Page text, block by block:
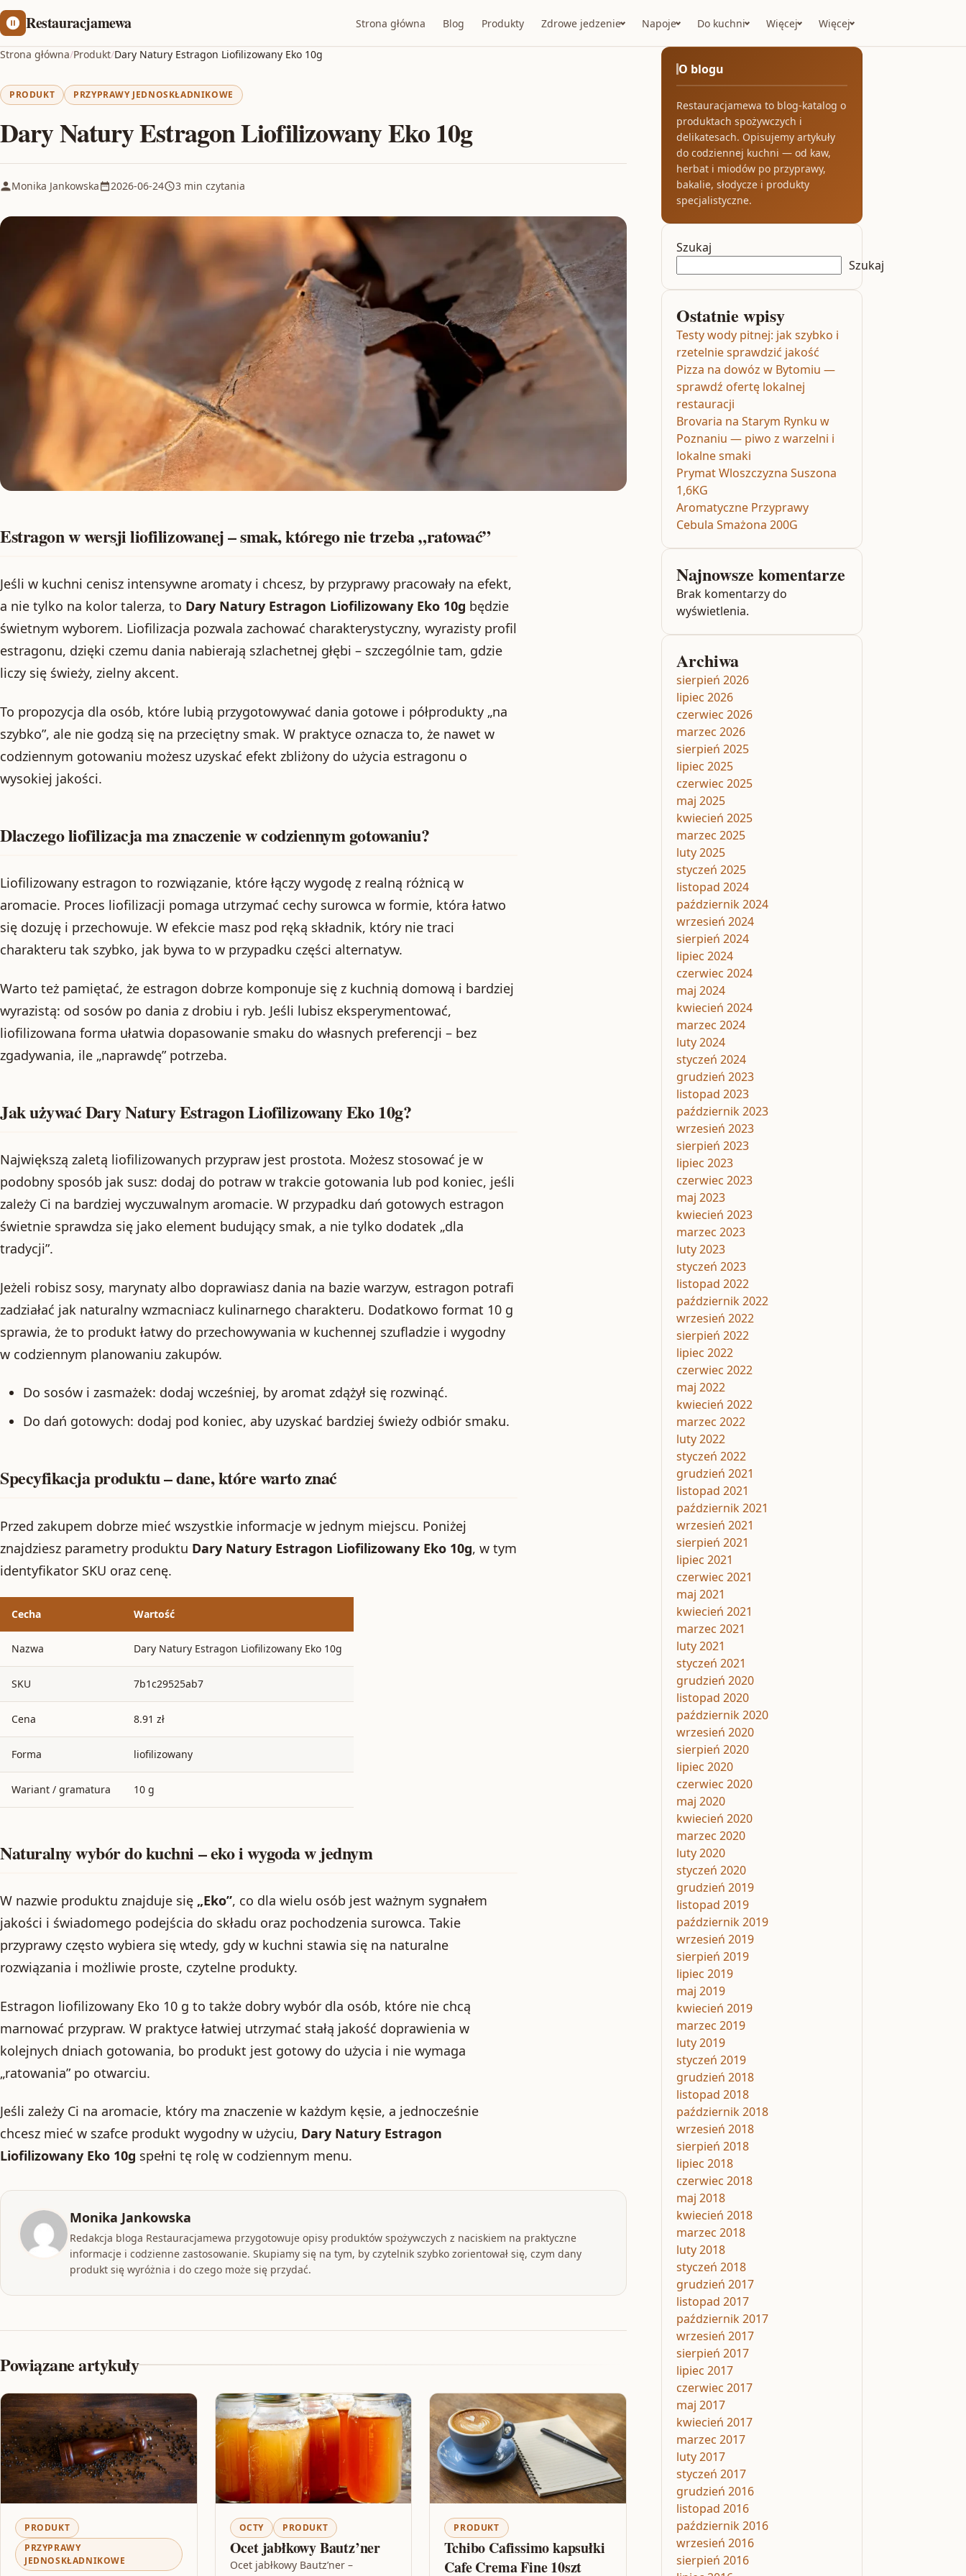
Restauracjamewa Strona główna Blog Produkty Zdrowe jedzenie Napoje Do kuchni Więcej Więcej
Strona główna/Produkt/Dary Natury Estragon Liofilizowany Eko 10g
PRODUKT PRZYPRAWY JEDNOSKŁADNIKOWE
Dary Natury Estragon Liofilizowany Eko 10g
Monika Jankowska 2026-06-24 3 min czytania
Estragon w wersji liofilizowanej – smak, którego nie trzeba „ratować”
Jeśli w kuchni cenisz intensywne aromaty i chcesz, by przyprawy pracowały na efekt,
a nie tylko na kolor talerza, to Dary Natury Estragon Liofilizowany Eko 10g będzie
świetnym wyborem. Liofilizacja pozwala zachować charakterystyczny, wyrazisty profil
estragonu, dzięki czemu dania nabierają szlachetnej głębi – szczególnie tam, gdzie
liczy się świeży, zielny akcent.
To propozycja dla osób, które lubią przygotowywać dania gotowe i półprodukty „na
szybko”, ale nie godzą się na przeciętny smak. W praktyce oznacza to, że nawet w
codziennym gotowaniu możesz uzyskać efekt zbliżony do użycia estragonu o
wysokiej jakości.
Dlaczego liofilizacja ma znaczenie w codziennym gotowaniu?
Liofilizowany estragon to rozwiązanie, które łączy wygodę z realną różnicą w
aromacie. Proces liofilizacji pomaga utrzymać cechy surowca w formie, która łatwo
się dozuję i przechowuje. W efekcie masz pod ręką składnik, który nie traci
charakteru tak szybko, jak bywa to w przypadku części alternatyw.
Warto też pamiętać, że estragon dobrze komponuje się z kuchnią domową i bardziej
wyrazistą: od sosów po dania z drobiu i ryb. Jeśli lubisz eksperymentować,
liofilizowana forma ułatwia dopasowanie smaku do własnych preferencji – bez
zgadywania, ile „naprawdę” potrzeba.
Jak używać Dary Natury Estragon Liofilizowany Eko 10g?
Największą zaletą liofilizowanych przypraw jest prostota. Możesz stosować je w
podobny sposób jak susz: dodaj do potraw w trakcie gotowania lub pod koniec, jeśli
zależy Ci na bardziej wyczuwalnym aromacie. W przypadku dań gotowych estragon
świetnie sprawdza się jako element budujący smak, a nie tylko dodatek „dla
tradycji”.
Jeżeli robisz sosy, marynaty albo doprawiasz dania na bazie warzyw, estragon potrafi
zadziałać jak naturalny wzmacniacz kulinarnego charakteru. Dodatkowo format 10 g
sprawia, że to produkt łatwy do przechowywania w kuchennej szufladzie i wygodny
w codziennym planowaniu zakupów.
Do sosów i zasmażek: dodaj wcześniej, by aromat zdążył się rozwinąć.
Do dań gotowych: dodaj pod koniec, aby uzyskać bardziej świeży odbiór smaku.
Specyfikacja produktu – dane, które warto znać
Przed zakupem dobrze mieć wszystkie informacje w jednym miejscu. Poniżej
znajdziesz parametry produktu Dary Natury Estragon Liofilizowany Eko 10g, w tym
identyfikator SKU oraz cenę.
Cecha Wartość
Nazwa Dary Natury Estragon Liofilizowany Eko 10g
SKU 7b1c29525ab7
Cena 8.91 zł
Forma liofilizowany
Wariant / gramatura 10 g
Naturalny wybór do kuchni – eko i wygoda w jednym
W nazwie produktu znajduje się „Eko”, co dla wielu osób jest ważnym sygnałem
jakości i świadomego podejścia do składu oraz pochodzenia surowca. Takie
przyprawy często wybiera się wtedy, gdy w kuchni stawia się na naturalne
rozwiązania i możliwie proste, czytelne produkty.
Estragon liofilizowany Eko 10 g to także dobry wybór dla osób, które nie chcą
marnować przypraw. W praktyce łatwiej utrzymać stałą jakość doprawienia w
kolejnych dniach gotowania, bo produkt jest gotowy do użycia i nie wymaga
„ratowania” po otwarciu.
Jeśli zależy Ci na aromacie, który ma znaczenie w każdym kęsie, a jednocześnie
chcesz mieć w szafce produkt wygodny w użyciu, Dary Natury Estragon
Liofilizowany Eko 10g spełni tę rolę w codziennym menu.
Monika Jankowska
Redakcja bloga Restauracjamewa przygotowuje opisy produktów spożywczych z naciskiem na praktyczne
informacje i codzienne zastosowanie. Skupiamy się na tym, by czytelnik szybko zorientował się, czym dany
produkt się wyróżnia i do czego może się przydać.
Powiązane artykuły
PRODUKT
PRZYPRAWY
JEDNOSKŁADNIKOWE
OCTY PRODUKT
Ocet jabłkowy Bautz’ner
Ocet jabłkowy Bautz’ner –
PRODUKT
Tchibo Cafissimo kapsułki
Cafe Crema Fine 10szt
O blogu
Restauracjamewa to blog-katalog o
produktach spożywczych i
delikatesach. Opisujemy artykuły
do codziennej kuchni — od kaw,
herbat i miodów po przyprawy,
bakalie, słodycze i produkty
specjalistyczne.
Szukaj
Szukaj
Ostatnie wpisy
Testy wody pitnej: jak szybko i
rzetelnie sprawdzić jakość
Pizza na dowóz w Bytomiu —
sprawdź ofertę lokalnej
restauracji
Brovaria na Starym Rynku w
Poznaniu — piwo z warzelni i
lokalne smaki
Prymat Wloszczyzna Suszona
1,6KG
Aromatyczne Przyprawy
Cebula Smażona 200G
Najnowsze komentarze
Brak komentarzy do
wyświetlenia.
Archiwa
sierpień 2026
lipiec 2026
czerwiec 2026
marzec 2026
sierpień 2025
lipiec 2025
czerwiec 2025
maj 2025
kwiecień 2025
marzec 2025
luty 2025
styczeń 2025
listopad 2024
październik 2024
wrzesień 2024
sierpień 2024
lipiec 2024
czerwiec 2024
maj 2024
kwiecień 2024
marzec 2024
luty 2024
styczeń 2024
grudzień 2023
listopad 2023
październik 2023
wrzesień 2023
sierpień 2023
lipiec 2023
czerwiec 2023
maj 2023
kwiecień 2023
marzec 2023
luty 2023
styczeń 2023
listopad 2022
październik 2022
wrzesień 2022
sierpień 2022
lipiec 2022
czerwiec 2022
maj 2022
kwiecień 2022
marzec 2022
luty 2022
styczeń 2022
grudzień 2021
listopad 2021
październik 2021
wrzesień 2021
sierpień 2021
lipiec 2021
czerwiec 2021
maj 2021
kwiecień 2021
marzec 2021
luty 2021
styczeń 2021
grudzień 2020
listopad 2020
październik 2020
wrzesień 2020
sierpień 2020
lipiec 2020
czerwiec 2020
maj 2020
kwiecień 2020
marzec 2020
luty 2020
styczeń 2020
grudzień 2019
listopad 2019
październik 2019
wrzesień 2019
sierpień 2019
lipiec 2019
maj 2019
kwiecień 2019
marzec 2019
luty 2019
styczeń 2019
grudzień 2018
listopad 2018
październik 2018
wrzesień 2018
sierpień 2018
lipiec 2018
czerwiec 2018
maj 2018
kwiecień 2018
marzec 2018
luty 2018
styczeń 2018
grudzień 2017
listopad 2017
październik 2017
wrzesień 2017
sierpień 2017
lipiec 2017
czerwiec 2017
maj 2017
kwiecień 2017
marzec 2017
luty 2017
styczeń 2017
grudzień 2016
listopad 2016
październik 2016
wrzesień 2016
sierpień 2016